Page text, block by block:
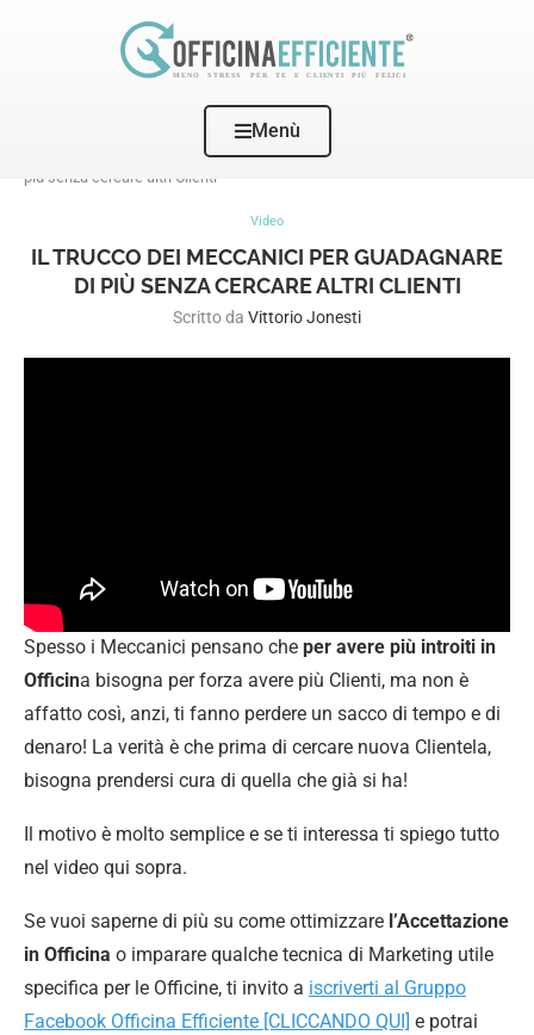
Menù
Il trucco dei Meccanici per guadagnare di
più senza cercare altri Clienti
Video
IL TRUCCO DEI MECCANICI PER GUADAGNARE
DI PIÙ SENZA CERCARE ALTRI CLIENTI
Scritto da Vittorio Jonesti
Spesso i Meccanici pensano che per avere più introiti in
Officina bisogna per forza avere più Clienti, ma non è
affatto così, anzi, ti fanno perdere un sacco di tempo e di
denaro! La verità è che prima di cercare nuova Clientela,
bisogna prendersi cura di quella che già si ha!
Il motivo è molto semplice e se ti interessa ti spiego tutto
nel video qui sopra.
Se vuoi saperne di più su come ottimizzare l’Accettazione
in Officina o imparare qualche tecnica di Marketing utile
specifica per le Officine, ti invito a iscriverti al Gruppo
Facebook Officina Efficiente [CLICCANDO QUI] e potrai